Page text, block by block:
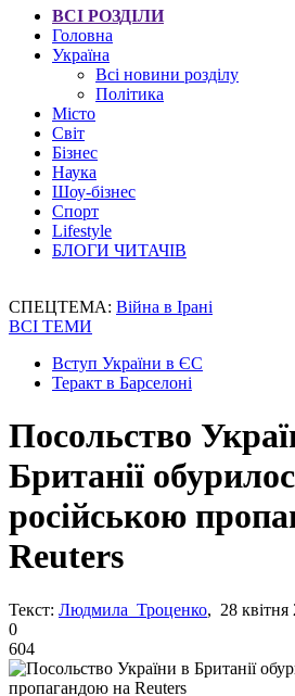
ВСІ РОЗДІЛИ
Головна
Україна
Всі новини розділу
Політика
Місто
Світ
Бізнес
Наука
Шоу-бізнес
Спорт
Lifestyle
БЛОГИ ЧИТАЧІВ
СПЕЦТЕМА: Війна в Ірані
ВСІ ТЕМИ
Вступ України в ЄС
Теракт в Барселоні
Посольство
Британії
російською
Reuters
Текст: Людмила Троценко, 28 квітня
0
604